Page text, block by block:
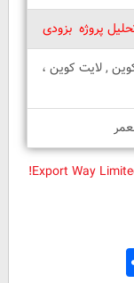
پروژه بزودی
, لایت کوین ،
Share